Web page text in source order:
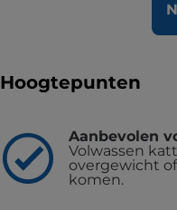
Hoogtepunten
Aanbevolen
Volwassen
overgewicht
komen.